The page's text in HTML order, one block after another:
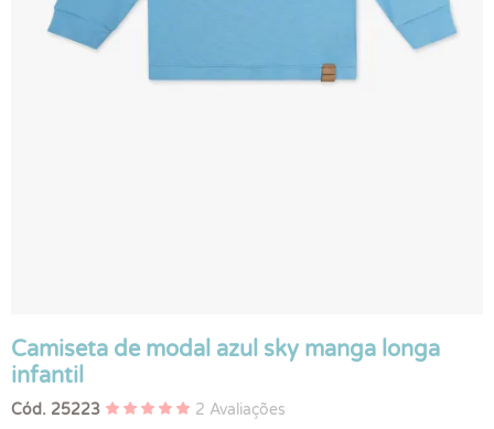
Camiseta de modal azul sky manga longa
infantil
Cód. 25223 2 Avaliações